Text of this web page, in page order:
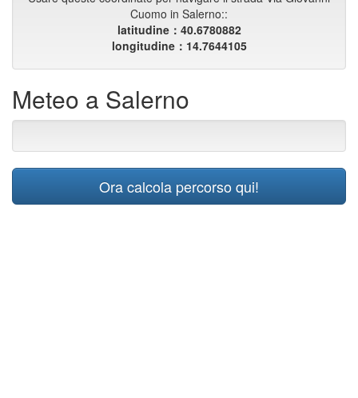
Cuomo in Salerno::
latitudine：40.6780882
longitudine：14.7644105
Meteo a Salerno
Ora calcola percorso qui!